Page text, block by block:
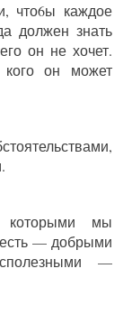
что6ы каждое
должен знать
он не хочет.
кого он может
мы
есть — добрыми
—